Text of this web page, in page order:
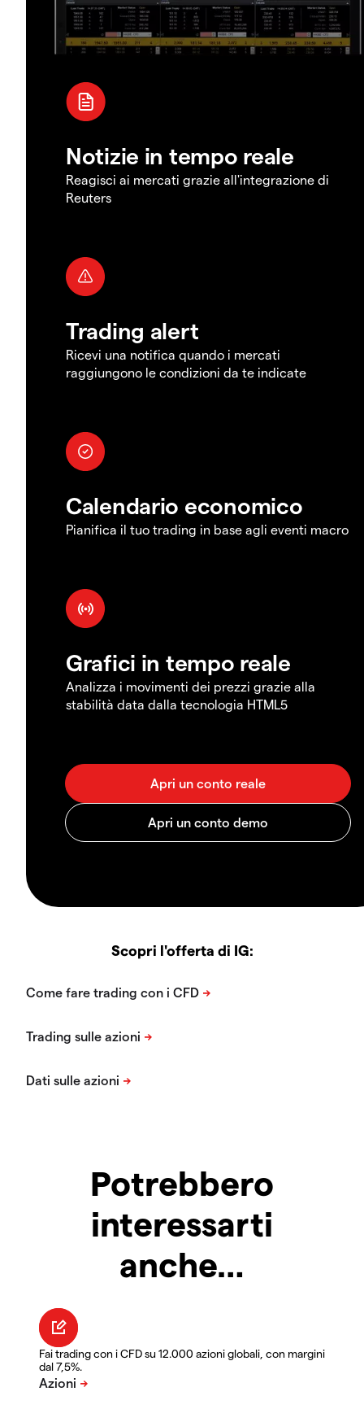
Notizie in tempo reale
Reagisci ai mercati grazie all'integrazione di
Reuters
Trading alert
Ricevi una notifica quando i mercati
raggiungono le condizioni da te indicate
Calendario economico
Pianifica il tuo trading in base agli eventi macro
Grafici in tempo reale
Analizza i movimenti dei prezzi grazie alla
stabilità data dalla tecnologia HTML5
Scopri l'offerta di IG:
Potrebbero
interessarti
anche…
Fai trading con i CFD su 12.000 azioni globali, con margini
dal 7,5%.